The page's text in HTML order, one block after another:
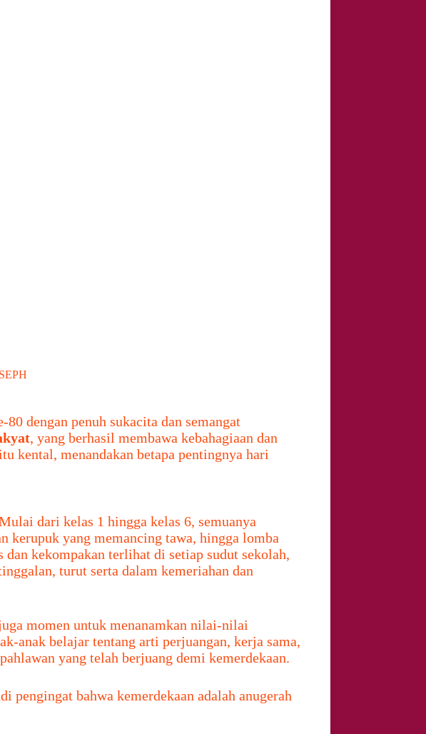
dengan penuh sukacita dan semangat
, yang berhasil membawa kebahagiaan dan
kental, menandakan betapa pentingnya hari
dari kelas 1 hingga kelas 6, semuanya
kerupuk yang memancing tawa, hingga lomba
kekompakan terlihat di setiap sudut sekolah,
turut serta dalam kemeriahan dan
momen untuk menanamkan nilai-nilai
anak belajar tentang arti perjuangan, kerja sama,
yang telah berjuang demi kemerdekaan.
pengingat bahwa kemerdekaan adalah anugerah